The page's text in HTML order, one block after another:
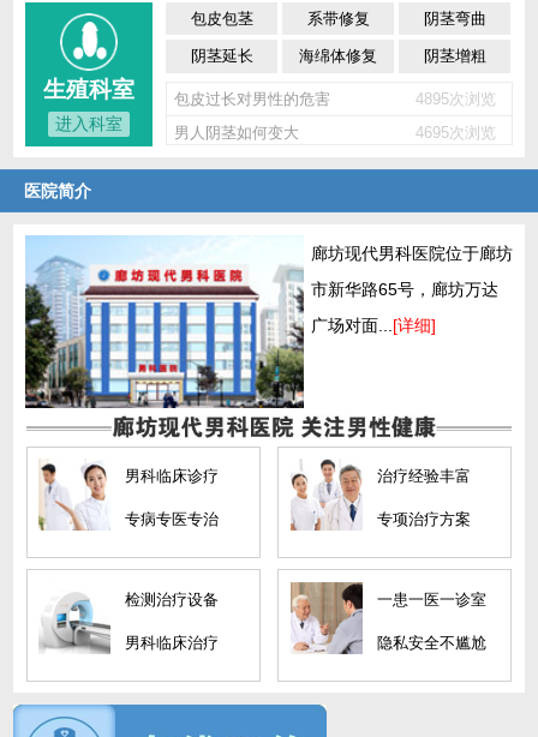
生殖科室
进入科室
包皮包茎 系带修复 阴茎弯曲
阴茎延长 海绵体修复 阴茎增粗
包皮过长对男性的危害
4895次浏览
男人阴茎如何变大
4695次浏览
医院简介
廊坊现代男科医院位于廊坊
市新华路65号，廊坊万达
广场对面... [详细]
男科临床诊疗
专病专医专治
治疗经验丰富
专项治疗方案
检测治疗设备
男科临床治疗
一患一医一诊室
隐私安全不尴尬